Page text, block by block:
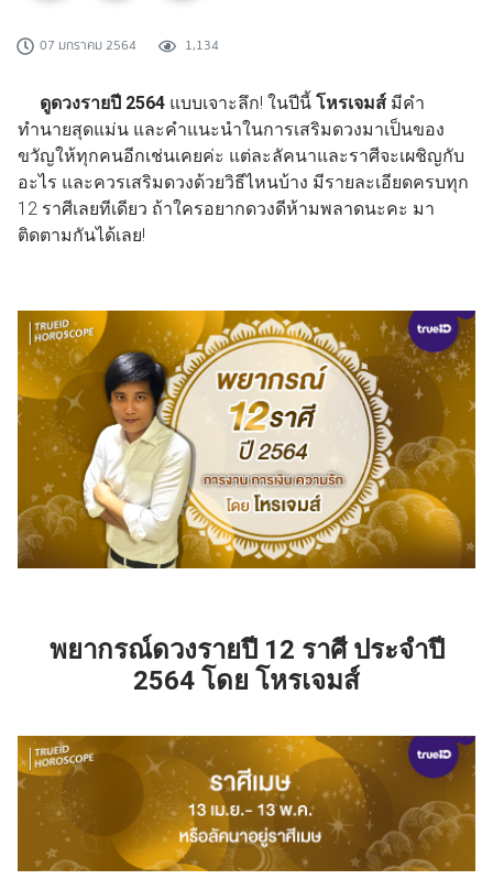
07 มกราคม 2564 1,134
ดูดวงรายปี 2564 แบบเจาะลึก! ในปีนี้ โหรเจมส์ มีคำ
ทำนายสุดแม่น และคำแนะนำในการเสริมดวงมาเป็นของ
ขวัญให้ทุกคนอีกเช่นเคยค่ะ แต่ละลัคนาและราศีจะเผชิญกับ
อะไร และควรเสริมดวงด้วยวิธีไหนบ้าง มีรายละเอียดครบทุก
12 ราศีเลยทีเดียว ถ้าใครอยากดวงดีห้ามพลาดนะคะ มา
ติดตามกันได้เลย!
พยากรณ์ดวงรายปี 12 ราศี ประจำปี
2564 โดย โหรเจมส์